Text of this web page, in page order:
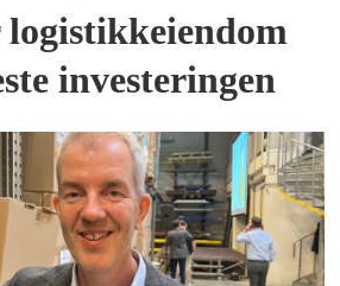
logistikkeiendom
investeringen